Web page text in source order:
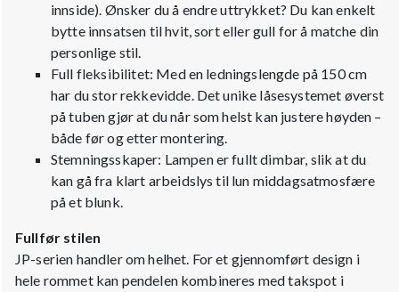
innside). Ønsker du å endre uttrykket? Du kan enkelt
bytte innsatsen til hvit, sort eller gull for å matche din
personlige stil.
Full fleksibilitet: Med en ledningslengde på 150 cm
har du stor rekkevidde. Det unike låsesystemet øverst
på tuben gjør at du når som helst kan justere høyden –
både før og etter montering.
Stemningsskaper: Lampen er fullt dimbar, slik at du
kan gå fra klart arbeidslys til lun middagsatmosfære
på et blunk.
Fullfør stilen
JP-serien handler om helhet. For et gjennomført design i
hele rommet kan pendelen kombineres med takspot i